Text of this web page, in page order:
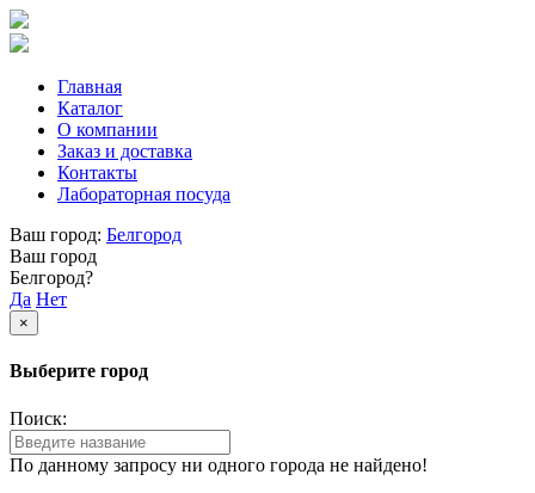
Главная
Каталог
О компании
Заказ и доставка
Контакты
Лабораторная посуда
Ваш город: Белгород
Ваш город
Белгород?
Да Нет
×
Выберите город
Поиск:
По данному запросу ни одного города не найдено!